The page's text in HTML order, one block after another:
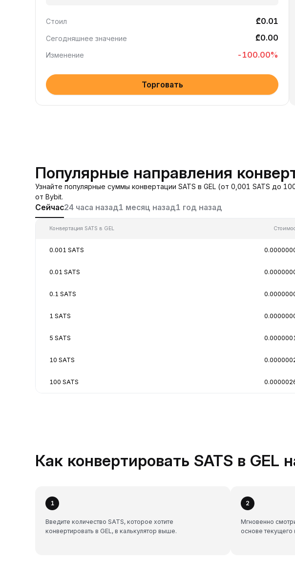
Стоил ₾0.01
Сегодняшнее значение ₾0.00
Изменение -100.00%
Торговать
Популярные направления
Узнайте популярные суммы конвертации SATS в GEL (от 0,001 SATS до
от Bybit.
Сейчас24 часа назад1 месяц назад1 год назад
Конвертация SATS в GEL
0.001 SATS
0.01 SATS
0.1 SATS
1 SATS
5 SATS
10 SATS
100 SATS
Как конвертировать SATS в GEL
1
Введите количество SATS, которое хотите
конвертировать в GEL, в калькулятор выше.
2
Мгновенно
основе текущего